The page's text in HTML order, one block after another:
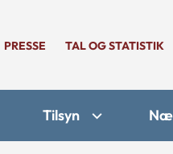
PRESSE TAL OG STATISTIK
Tilsyn